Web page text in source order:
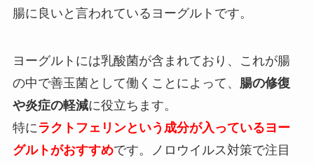
腸に良いと言われているヨーグルトです。
ヨーグルトには乳酸菌が含まれており、これが腸
の中で善玉菌として働くことによって、 腸の修復
や炎症の軽減に役立ちます。
特に ラクトフェリンという成分が入っているヨー
グルトがおすすめです。ノロウイルス対策で注目